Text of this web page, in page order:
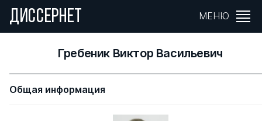
ДИССЕРНЕТ МЕНЮ
Гребеник Виктор Васильевич
Общая информация